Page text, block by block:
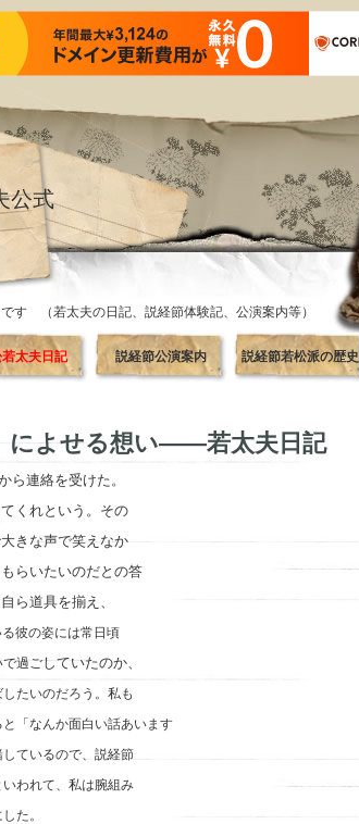
公式
す （若太夫の日記、説経節体験記、公演案内等）
太夫日記 説経節公演案内 説経節若松派の歴史
によせる想い――若太夫日記
ら連絡を受けた。
くれという。その
きな声で笑えなか
らいたいのだとの答
ら道具を揃え、
彼の姿には常日頃
で過ごしていたのか、
たいのだろう。私も
「なんか面白い話あいます
ているので、説経節
われて、私は腕組み
た。